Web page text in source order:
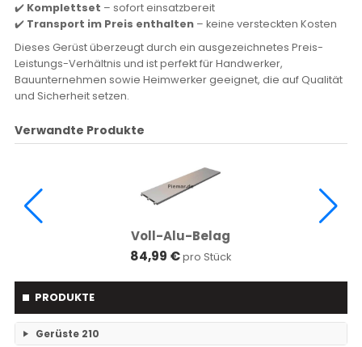
PRODUKTE
Gerüste 210
✔️ Komplettset – sofort einsatzbereit
✔️ Transport im Preis enthalten– keine versteckten Kosten
Dieses Gerüst überzeugt durch ein ausgezeichnetes Preis-
Leistungs-Verhältnis und ist perfekt für Handwerker,
Bauunternehmen sowie Heimwerker geeignet, die auf Qualität
und Sicherheit setzen.
Verwandte Produkte
Voll-Alu-Belag
84,99 € pro Stück